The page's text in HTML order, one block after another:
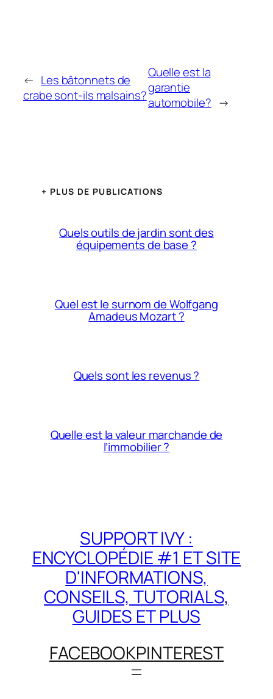
← Les bâtonnets de
crabe sont-ils malsains?
Quelle est la
garantie
automobile? →
+ PLUS DE PUBLICATIONS
Quels outils de jardin sont des
équipements de base ?
Quel est le surnom de Wolfgang
Amadeus Mozart ?
Quels sont les revenus ?
Quelle est la valeur marchande de
l’immobilier ?
SUPPORT IVY :
ENCYCLOPÉDIE #1 ET SITE
D'INFORMATIONS,
CONSEILS, TUTORIALS,
GUIDES ET PLUS
FACEBOOKPINTEREST